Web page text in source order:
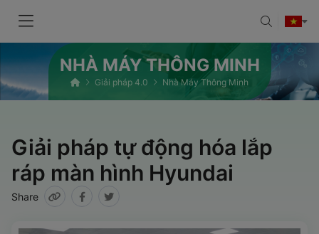
NHÀ MÁY THÔNG MINH
Giải pháp 4.0 Nhà Máy Thông Minh
Giải pháp tự động hóa lắp
ráp màn hình Hyundai
Share